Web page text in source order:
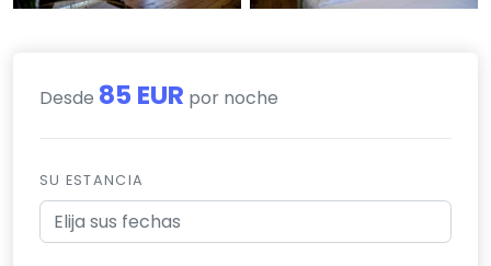
Desde 85 EUR por noche
SU ESTANCIA